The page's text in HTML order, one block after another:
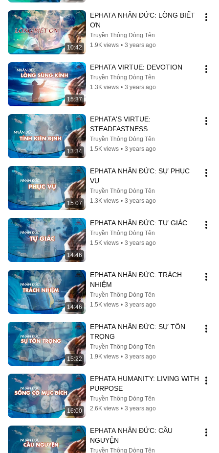
10:42
EPHATA NHÂN ĐỨC: LÒNG BIẾT
ƠN
Truyền Thông Dòng Tên
1.9K views • 3 years ago
15:37
EPHATA VIRTUE: DEVOTION
Truyền Thông Dòng Tên
1.3K views • 3 years ago
13:34
EPHATA'S VIRTUE:
STEADFASTNESS
Truyền Thông Dòng Tên
1.5K views • 3 years ago
15:07
EPHATA NHÂN ĐỨC: SỰ PHỤC
VỤ
Truyền Thông Dòng Tên
1.3K views • 3 years ago
14:46
EPHATA NHÂN ĐỨC: TỰ GIÁC
Truyền Thông Dòng Tên
1.5K views • 3 years ago
14:46
EPHATA NHÂN ĐỨC: TRÁCH
NHIỆM
Truyền Thông Dòng Tên
1.5K views • 3 years ago
15:22
EPHATA NHÂN ĐỨC: SỰ TÔN
TRỌNG
Truyền Thông Dòng Tên
1.9K views • 3 years ago
16:00
EPHATA HUMANITY: LIVING WITH
PURPOSE
Truyền Thông Dòng Tên
2.6K views • 3 years ago
EPHATA NHÂN ĐỨC: CẦU
NGUYỆN
Truyền Thông Dòng Tên